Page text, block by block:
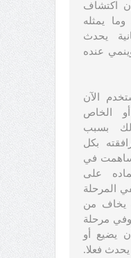
اكتشاف
وما يمثله
يحدث
عنده
الآن
الخاص
بسبب
بكل
ساهمت في
على
المرحلة
يخاف من
وفي مرحلة
يضيع أو
فعلا.